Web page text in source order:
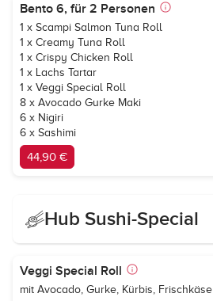
Bento 6, für 2 Personen
1 x Scampi Salmon Tuna Roll
1 x Creamy Tuna Roll
1 x Crispy Chicken Roll
1 x Lachs Tartar
1 x Veggi Special Roll
8 x Avocado Gurke Maki
6 x Nigiri
6 x Sashimi
44,90 €
Hub Sushi-Special
Veggi Special Roll
mit Avocado, Gurke, Kürbis, Frischkäse